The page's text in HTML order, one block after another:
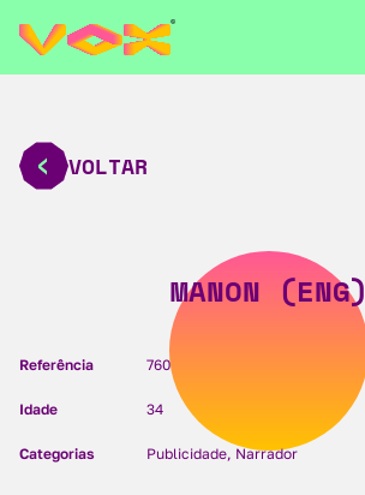
VOLTAR
MANON (ENG)
Referência 760
Idade 34
Categorias Publicidade, Narrador